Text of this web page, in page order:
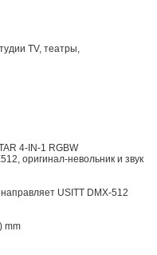
TV, театры,
4-IN-1 RGBW
оригинал-невольник и звук
USITT DMX-512
mm